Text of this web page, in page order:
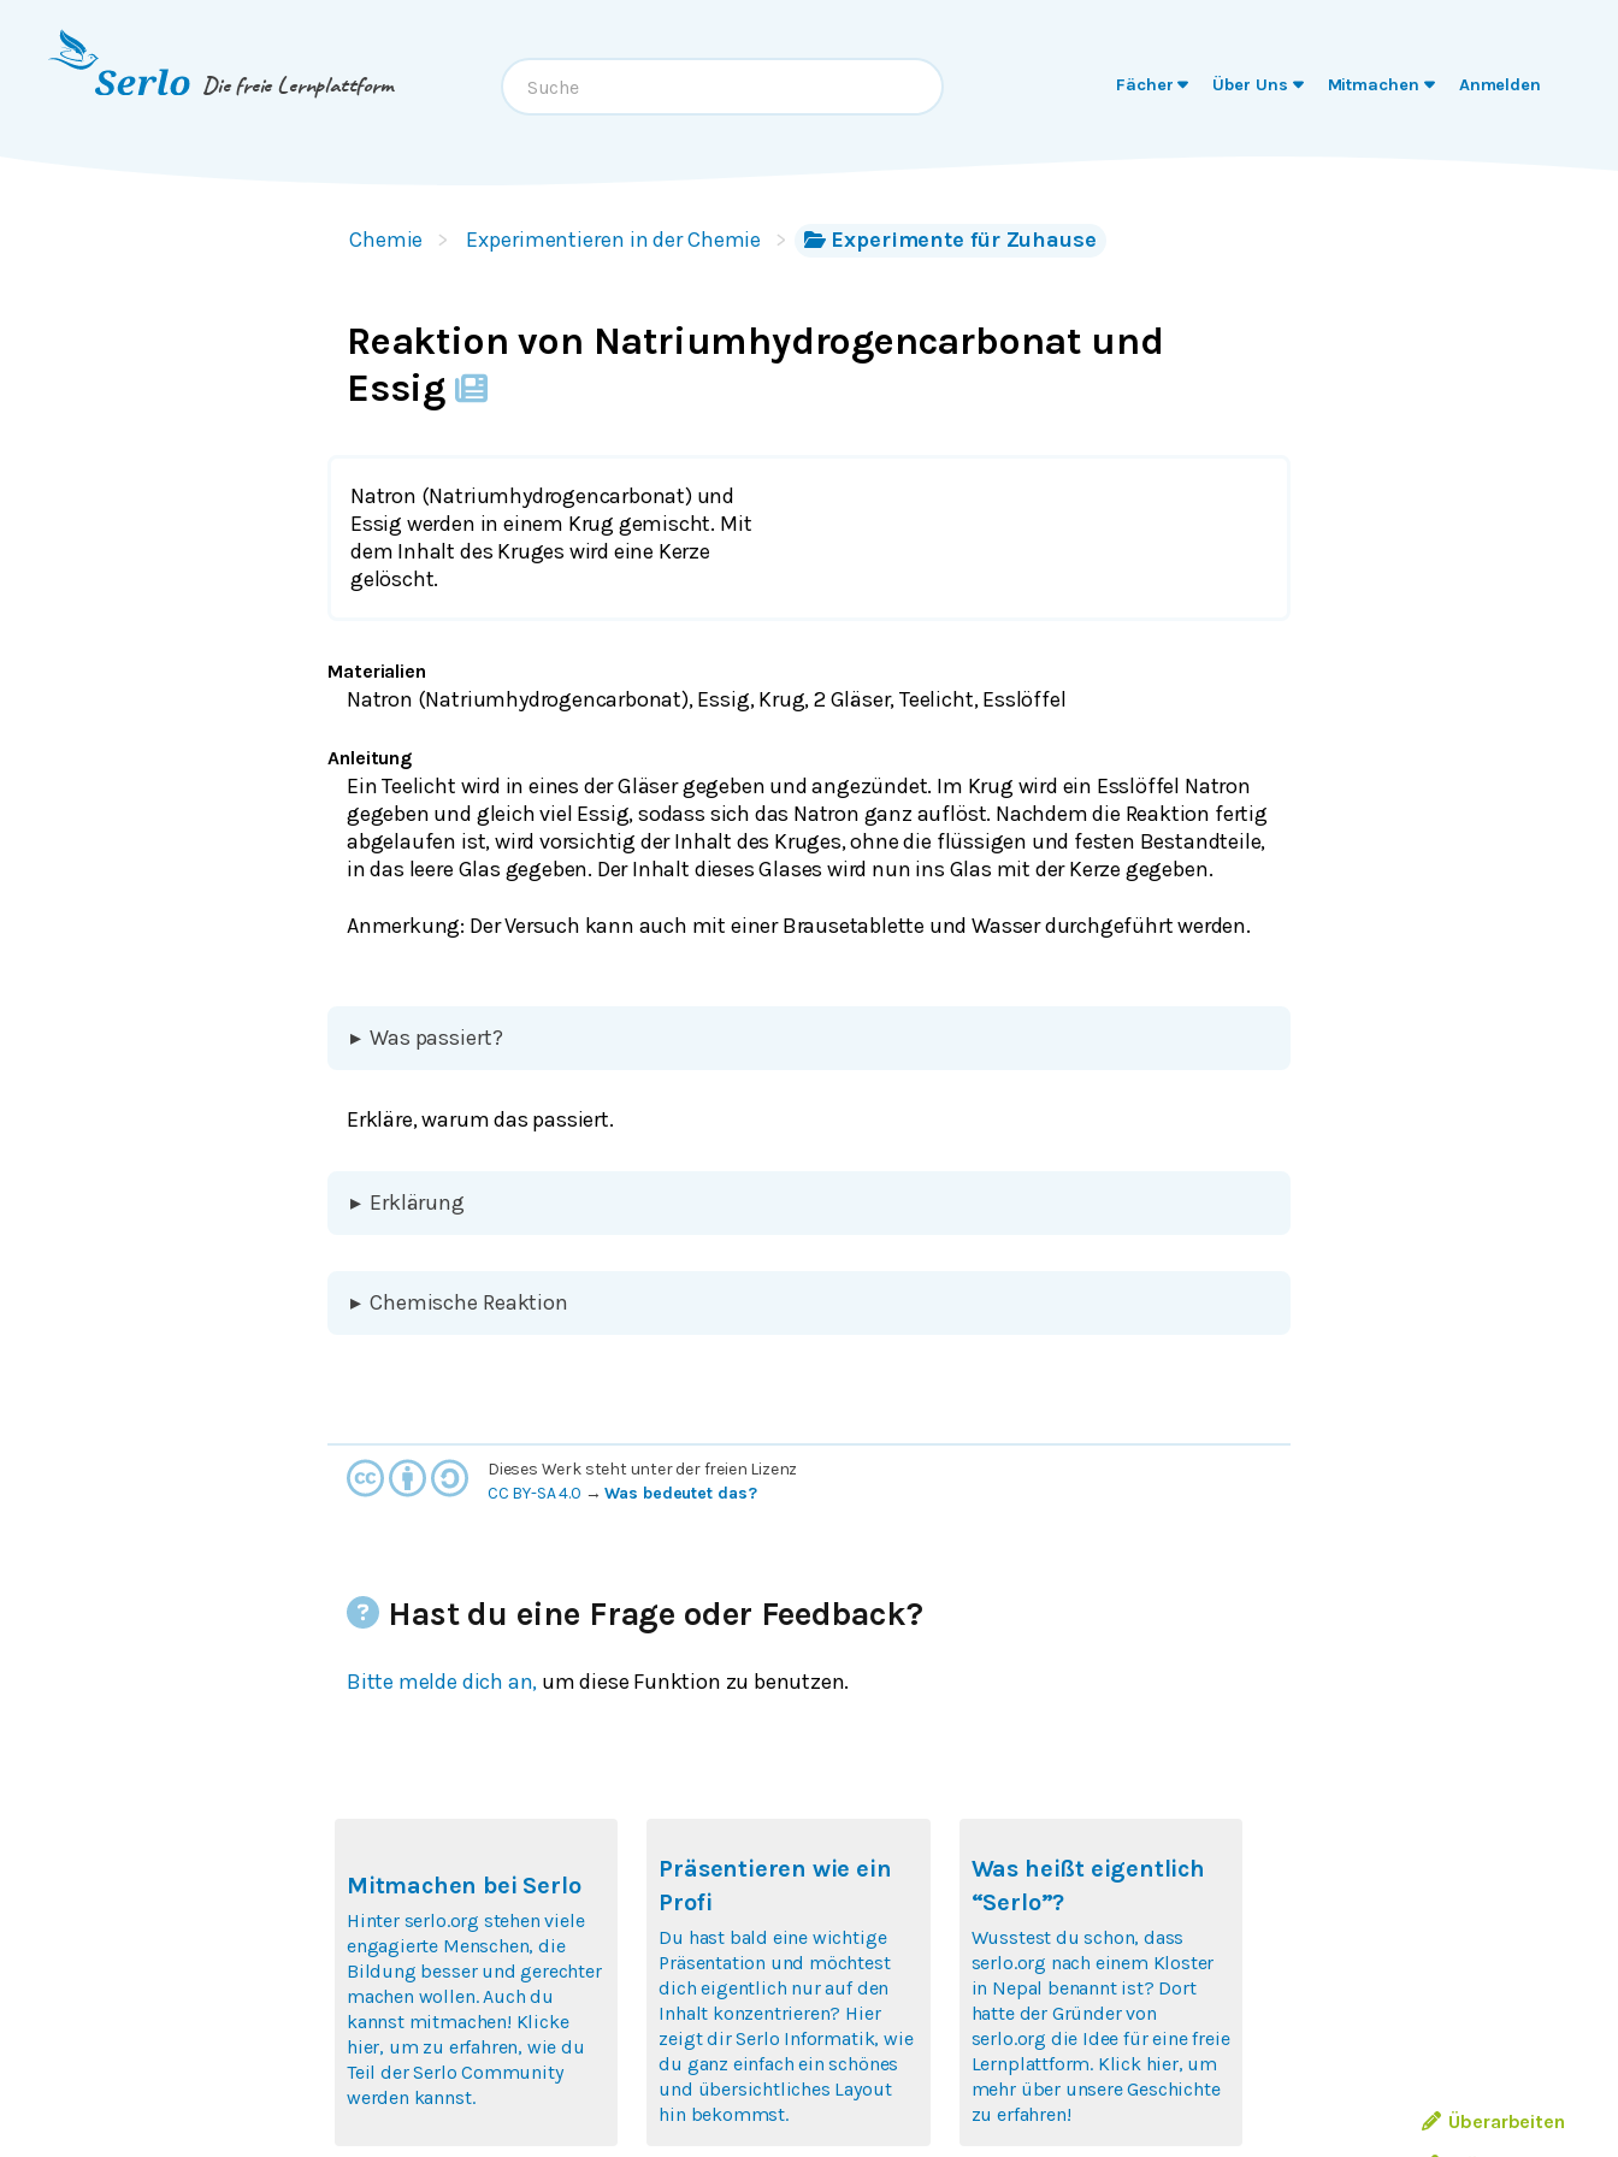
Springe zum
Die freie Lernplattform Fächer Über Uns Mitmachen Anmelden
Chemie Experimentieren in der Chemie Experimente für Zuhause
Reaktion von Natriumhydrogencarbonat und
Essig
Natron (Natriumhydrogencarbonat) und
Essig werden in einem Krug gemischt. Mit
dem Inhalt des Kruges wird eine Kerze
gelöscht.
Materialien
Natron (Natriumhydrogencarbonat), Essig, Krug, 2 Gläser, Teelicht, Esslöffel
Anleitung
Ein Teelicht wird in eines der Gläser gegeben und angezündet. Im Krug wird ein Esslöffel Natron
gegeben und gleich viel Essig, sodass sich das Natron ganz auflöst. Nachdem die Reaktion fertig
abgelaufen ist, wird vorsichtig der Inhalt des Kruges, ohne die flüssigen und festen Bestandteile,
in das leere Glas gegeben. Der Inhalt dieses Glases wird nun ins Glas mit der Kerze gegeben.
Anmerkung: Der Versuch kann auch mit einer Brausetablette und Wasser durchgeführt werden.
▸ Was passiert?
Erkläre, warum das passiert.
▸ Erklärung
▸ Chemische Reaktion
Überarbeiten
Dieses Werk steht unter der freien Lizenz
CC BY-SA 4.0 →Was bedeutet das?
Hast du eine Frage oder Feedback?
Bitte melde dich an, um diese Funktion zu benutzen.
Mitmachen bei Serlo
Hinter serlo.org stehen viele
engagierte Menschen, die
Bildung besser und gerechter
machen wollen. Auch du
kannst mitmachen! Klicke
hier, um zu erfahren, wie du
Teil der Serlo Community
werden kannst.
Präsentieren wie ein
Profi
Du hast bald eine wichtige
Präsentation und möchtest
dich eigentlich nur auf den
Inhalt konzentrieren? Hier
zeigt dir Serlo Informatik, wie
du ganz einfach ein schönes
und übersichtliches Layout
hin bekommst.
Was heißt eigentlich
“Serlo”?
Wusstest du schon, dass
serlo.org nach einem Kloster
in Nepal benannt ist? Dort
hatte der Gründer von
serlo.org die Idee für eine freie
Lernplattform. Klick hier, um
mehr über unsere Geschichte
zu erfahren!